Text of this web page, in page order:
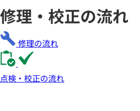
修理・校正の流れ
修理の流れ
点検・校正の流れ